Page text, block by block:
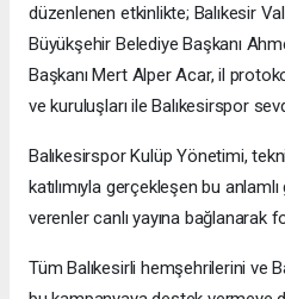
düzenlenen etkinlikte; Balıkesir
Büyükşehir Belediye Başkanı
Başkanı Mert Alper Acar, il
ve kuruluşları ile Balıkesirspor
Balıkesirspor Kulüp Yönetimi,
katılımıyla gerçekleşen bu
verenler canlı yayına bağlanarak
Tüm Balıkesirli hemşehrilerini ve